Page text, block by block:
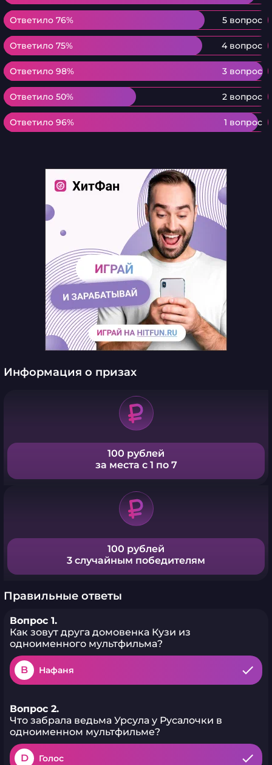
Ответило 76% 5 вопрос
Ответило 76%
Ответило 75% 4 вопрос
Ответило 75%
Ответило 98% 3 вопрос
Ответило 98%
Ответило 50% 2 вопрос
Ответило 50%
Ответило 96% 1 вопрос
Ответило 96%
Информация о призах
100 рублей
за места с 1 по 7
100 рублей
3 случайным победителям
Правильные ответы
Вопрос 1.
Как зовут друга домовенка Кузи из
одноименного мультфильма?
B Нафаня
Вопрос 2.
Что забрала ведьма Урсула у Русалочки в
одноименном мультфильме?
D Голос